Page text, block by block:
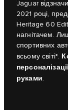
Jaguar
2021 році,
Heritage 60
нагнітачем.
спортивних
всьому світі*.
руками.